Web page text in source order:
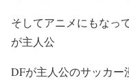
そしてアニメにもなっ
が主人公
DFが主人公のサッカー